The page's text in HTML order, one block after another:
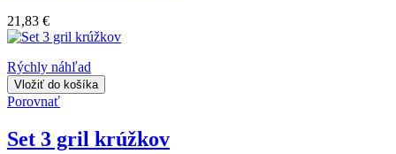
21,83 €
Rýchly náhľad
Vložiť do košíka
Porovnať
Set 3 gril krúžkov